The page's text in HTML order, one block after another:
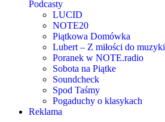
Podcasty
LUCID
NOTE20
Piątkowa Domówka
Lubert – Z miłości do muzyki
Poranek w NOTE.radio
Sobota na Piątke
Soundcheck
Spod Taśmy
Pogaduchy o klasykach
Reklama